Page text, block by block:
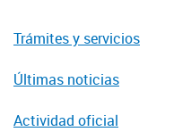
Trámites y servicios
Últimas noticias
Actividad oficial